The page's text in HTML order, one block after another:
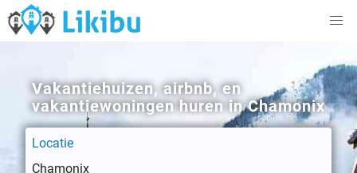
Vakantiehuizen, airbnb, en
vakantiewoningen huren in Chamonix
Locatie